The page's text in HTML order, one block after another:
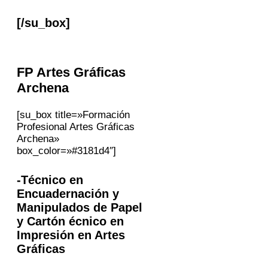
[/su_box]
FP Artes Gráficas
Archena
[su_box title=»Formación
Profesional Artes Gráficas
Archena»
box_color=»#3181d4″]
-Técnico en
Encuadernación y
Manipulados de Papel
y Cartón écnico en
Impresión en Artes
Gráficas